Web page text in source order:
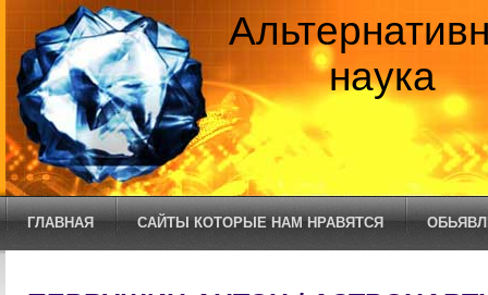
наука
ГЛАВНАЯ САЙТЫ КОТОРЫЕ НАМ НРАВЯТСЯ